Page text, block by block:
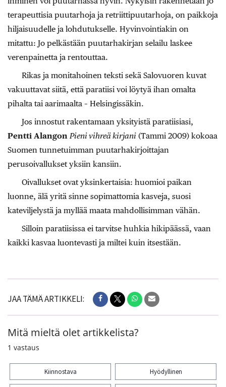
terapeuttisia puutarhoja ja retriittipuutarhoja, on paikkoja
hiljaisuudelle ja lohdutukselle. Hyvinvointiakin on
mitattu: Jo pelkästään puutarhakirjan selailu laskee
verenpainetta ja rentouttaa.
Rikas ja monitahoinen teksti sekä Salovuoren kuvat
vakuuttavat siitä, että paratiisi voi löytyä ihan omalta
pihalta tai aarimaalta – Helsingissäkin.
Jos innostut rakentamaan yksityistä paratiisiasi,
Pentti Alangon Pieni vihreä kirjani (Tammi 2009) kokoaa
Suomen tunnetuimman puutarhakirjoittajan
perusoivallukset yksiin kansiin.
Oivallukset ovat yksinkertaisia: huomioi paikan
luonne, älä yritä sinne sopimattomia kasveja, suosi
kateviljelystä ja myllää maata mahdollisimman vähän.
Silloin paratiisissa ei tarvitse huhkia hikipäässä, vaan
kaikki kasvaa luontevasti ja miltei kuin itsestään.
JAA TÄMÄ ARTIKKELI:
Mitä mieltä olet artikkelista?
1 vastaus
Kiinnostava Hyödyllinen